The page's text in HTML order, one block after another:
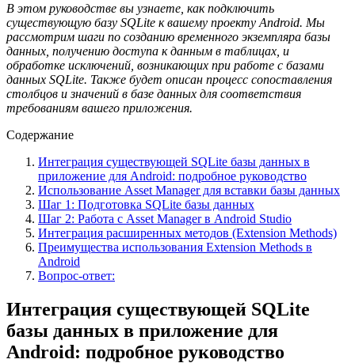
В этом руководстве вы узнаете, как подключить
существующую базу SQLite к вашему проекту Android. Мы
рассмотрим шаги по созданию временного экземпляра базы
данных, получению доступа к данным в таблицах, и
обработке исключений, возникающих при работе с базами
данных SQLite. Также будет описан процесс сопоставления
столбцов и значений в базе данных для соответствия
требованиям вашего приложения.
Содержание
Интеграция существующей SQLite базы данных в
приложение для Android: подробное руководство
Использование Asset Manager для вставки базы данных
Шаг 1: Подготовка SQLite базы данных
Шаг 2: Работа с Asset Manager в Android Studio
Интеграция расширенных методов (Extension Methods)
Преимущества использования Extension Methods в
Android
Вопрос-ответ:
Интеграция существующей SQLite
базы данных в приложение для
Android: подробное руководство